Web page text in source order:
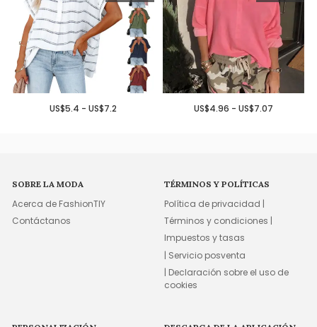
US$5.4 - US$7.2 US$4.96 - US$7.07
SOBRE LA MODA
Acerca de FashionTIY
Contáctanos
TÉRMINOS Y POLÍTICAS
Política de privacidad |
Términos y condiciones |
Impuestos y tasas
| Servicio posventa
| Declaración sobre el uso de
cookies